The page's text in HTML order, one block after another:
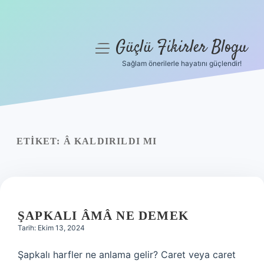
Yasal Uyarı
menüyüGüçlü Fikirler Blogu
Sağlam önerilerle hayatını güçlendir!
ETIKET: Â KALDIRILDI MI
ŞAPKALI ÂMÂ NE DEMEK
Tarih: Ekim 13, 2024
Şapkalı harfler ne anlama gelir? Caret veya caret